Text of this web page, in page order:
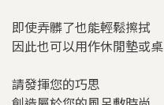
即使弄髒了也能輕鬆擦拭
因此也可以用作休閒墊或桌
請發揮您的巧思